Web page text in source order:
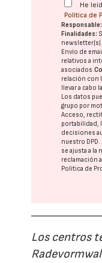
He
Política de
Responsable:
Finalidades:
Envío de
relativos a
asociados.
relación con
llevar a
Los datos
grupo por
Acceso,
portabilidad,
decisiones
nuestro DPD.
se ajusta a la
reclamación
Política de
Los centros